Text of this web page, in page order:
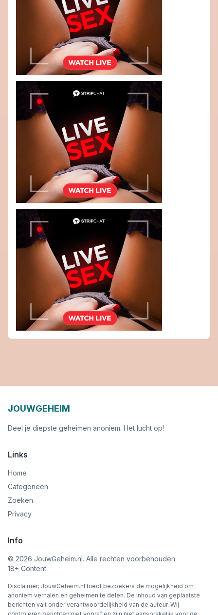
JOUWGEHEIM
Deel je diepste geheimen anoniem. Het lucht op!
Links
Home
Categorieën
Zoeken
Privacy
Info
© 2026 JouwGeheim.nl. Alle rechten voorbehouden.
18+ Content.
Disclaimer; JouwGeheim.nl biedt bezoekers de mogelijkheid om
anoniem verhalen en geheimen te delen. De inhoud van geplaatste
berichten valt onder verantwoordelijkheid van de auteur. Wij